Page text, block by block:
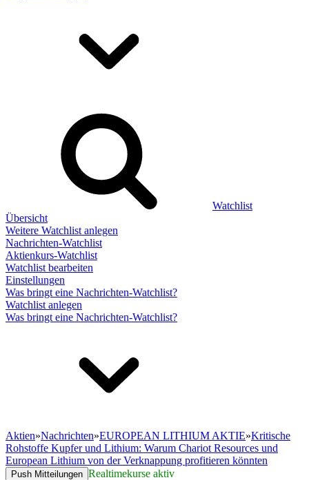
Watchlist
Übersicht
Weitere Watchlist anlegen
Nachrichten-Watchlist
Aktienkurs-Watchlist
Watchlist bearbeiten
Einstellungen
Was bringt eine Nachrichten-Watchlist?
Watchlist anlegen
Was bringt eine Nachrichten-Watchlist?
Aktien»Nachrichten»EUROPEAN LITHIUM AKTIE»Kritische
Rohstoffe Kupfer und Lithium: Warum Chariot Resources und
European Lithium von der Verknappung profitieren könnten
Push Mitteilungen Realtimekurse aktiv